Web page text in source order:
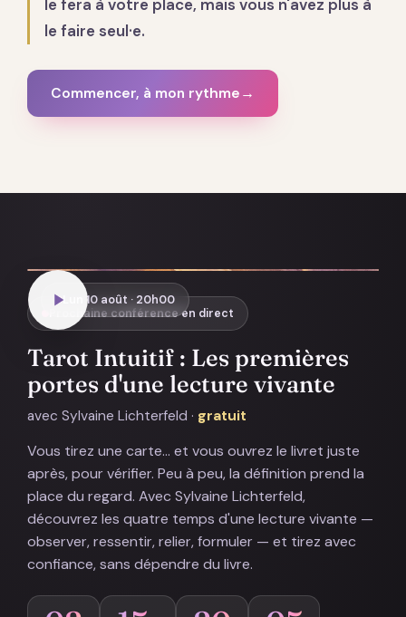
le fera à votre place, mais vous n'avez plus à
le faire seul·e.
Commencer, à mon rythme →
Prochaine conférence en direct
Tarot Intuitif : Les premières
portes d'une lecture vivante
avec Sylvaine Lichterfeld · gratuit
Vous tirez une carte… et vous ouvrez le livret juste
après, pour vérifier. Peu à peu, la définition prend la
place du regard. Avec Sylvaine Lichterfeld,
découvrez les quatre temps d'une lecture vivante —
observer, ressentir, relier, formuler — et tirez avec
confiance, sans dépendre du livre.
Lun 10 août · 20h00